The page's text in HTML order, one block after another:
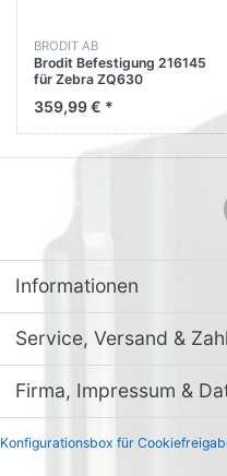
BRODIT AB
Brodit Befestigung 216145
für Zebra ZQ630
359,99 € *
Informationen
Service, Versand &
Firma, Impressum &
Konfigurationsbox für